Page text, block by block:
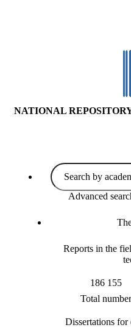
NATIONAL
Advanced
Reports in the
186 155
Total number
Dissertations for